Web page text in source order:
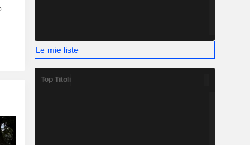
Le mie liste
Top Titoli